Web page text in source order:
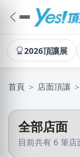
2026頂讓展
首頁 ＞ 店面頂讓 ＞
全部店面
目前共有 6 筆